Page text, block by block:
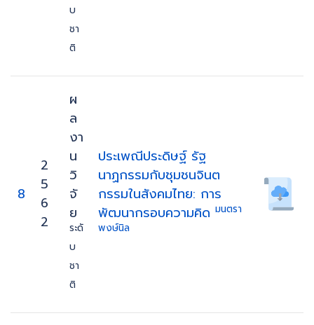
บ
ชา
ติ
8
2
5
6
2
ผ
ล
งา
น
วิ
จั
ย
ระดั
บ
ชา
ติ
ประเพณีประดิษฐ์ รัฐ
นาฏกรรมกับชุมชนจินต
กรรมในสังคมไทย: การ
พัฒนากรอบความคิด มนตรา
พงษ์นิล